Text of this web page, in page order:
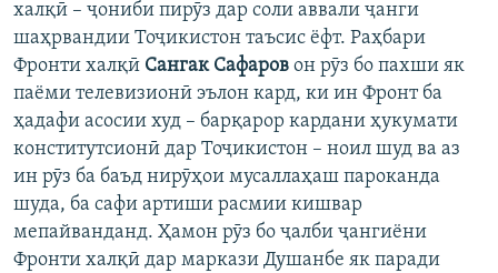
халқӣ – ҷониби пирӯз дар соли аввали ҷанги
шаҳрвандии Тоҷикистон таъсис ёфт. Раҳбари
Фронти халқӣ Сангак Сафаров он рӯз бо пахши як
паёми телевизионӣ эълон кард, ки ин Фронт ба
ҳадафи асосии худ – барқарор кардани ҳукумати
конститутсионӣ дар Тоҷикистон – ноил шуд ва аз
ин рӯз ба баъд нирӯҳои мусаллаҳаш пароканда
шуда, ба сафи артиши расмии кишвар
мепайванданд. Ҳамон рӯз бо ҷалби ҷангиёни
Фронти халқӣ дар маркази Душанбе як паради